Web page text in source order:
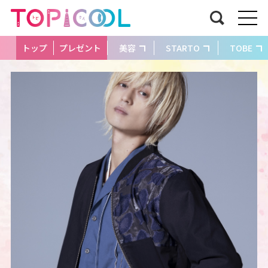
トップ プレゼント 美容 STARTO TOBE